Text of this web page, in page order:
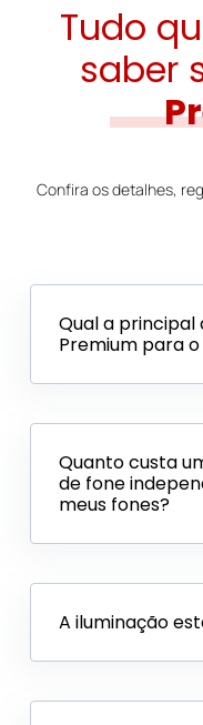
Tudo
saber
Confira os detalhes,
Qual a principal
Premium para
Quanto custa
de fone
meus fones?
A iluminação